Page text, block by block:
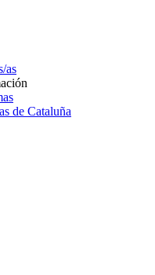
as
de Cataluña